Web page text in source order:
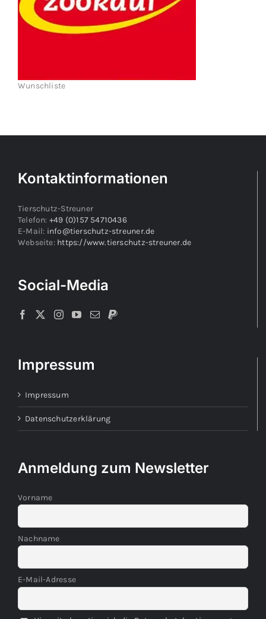
Wunschliste
Kontaktinformationen
Tierschutz-Streuner
Telefon: +49 (0)157 54710436
E-Mail: info@tierschutz-streuner.de
Webseite: https://www.tierschutz-streuner.de
Social-Media
Impressum
Impressum
Datenschutzerklärung
Anmeldung zum Newsletter
Vorname
Nachname
E-Mail-Adresse